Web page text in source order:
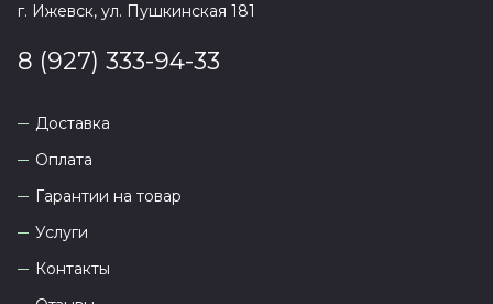
г. Ижевск, ул. Пушкинская 181
8 (927) 333-94-33
Доставка
Оплата
Гарантии на товар
Услуги
Контакты